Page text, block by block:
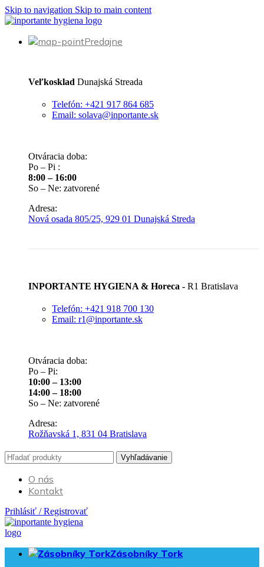
Skip to navigation Skip to main content
Predajne
Veľkosklad Dunajská Streada
Telefón: +421 917 864 685
Email: solava@inportante.sk
Otváracia doba:
Po – Pi :
8:00 – 16:00
So – Ne: zatvorené
Adresa:
Nová osada 805/25, 929 01 Dunajská Streda
INPORTANTE HYGIENA & Horeca - R1 Bratislava
Telefón: +421 918 700 130
Email: r1@inportante.sk
Otváracia doba:
Po – Pi:
10:00 – 13:00
14:00 – 18:00
So – Ne: zatvorené
Adresa:
Rožňavská 1, 831 04 Bratislava
Vyhľadávanie
O nás
Kontakt
Prihlásiť / Registrovať
Zásobníky Tork